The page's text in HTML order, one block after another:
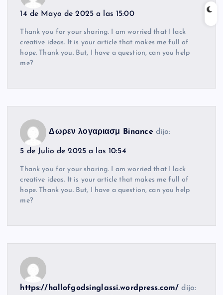
14 de Mayo de 2025 a las 15:00
Thank you for your sharing. I am worried that I lack
creative ideas. It is your article that makes me full of
hope. Thank you. But, I have a question, can you help
me?
Δωρεν λογαριασμ Binance dijo:
5 de Julio de 2025 a las 10:54
Thank you for your sharing. I am worried that I lack
creative ideas. It is your article that makes me full of
hope. Thank you. But, I have a question, can you help
me?
https://hallofgodsinglassi.wordpress.com/ dijo: